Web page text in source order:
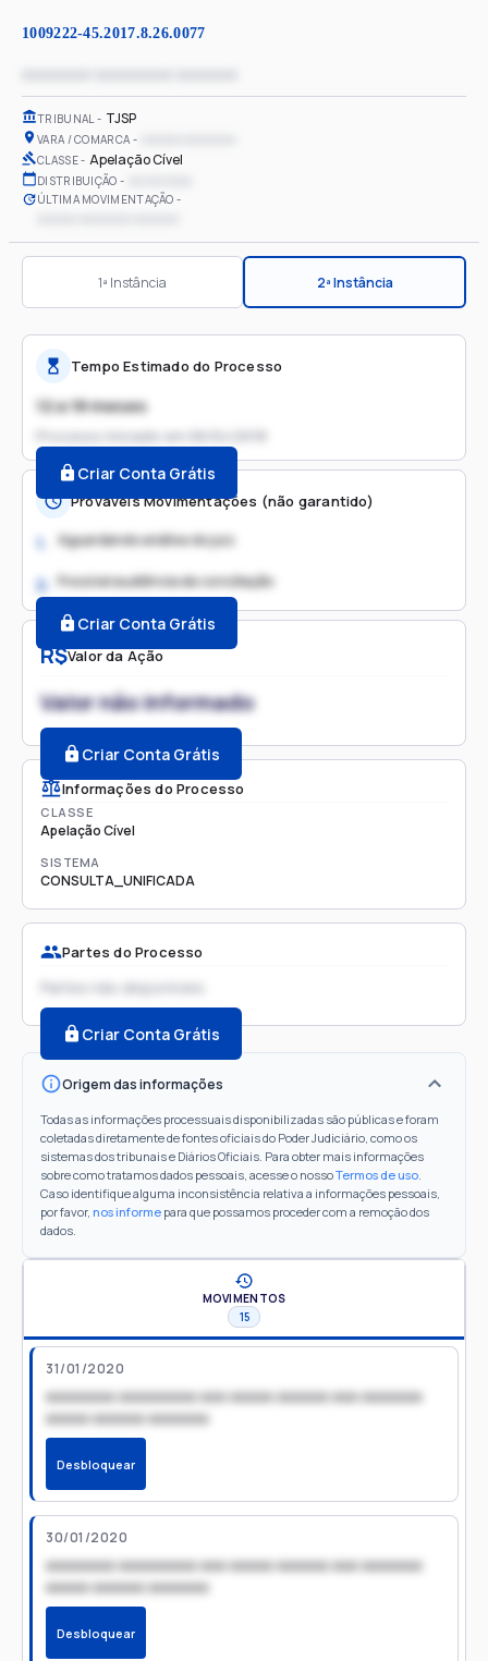
1009222-45.2017.8.26.0077
TRIBUNAL TJSP
VARA / COMARCA
CLASSE Apelação Cível
DISTRIBUIÇÃO
ÚLTIMA MOVIMENTAÇÃO
1ª Instância 2ª Instância
R$Valor da Ação
Valor não informado
Criar Conta Grátis
Informações do Processo
CLASSE
Apelação Cível
SISTEMA
CONSULTA_UNIFICADA
Partes do Processo
Partes não disponíveis
Criar Conta Grátis
Origem das informações
Todas as informações processuais disponibilizadas são públicas e foram
coletadas diretamente de fontes oficiais do Poder Judiciário, como os
sistemas dos tribunais e Diários Oficiais. Para obter mais informações
sobre como tratamos dados pessoais, acesse o nossoTermos de uso.
Caso identifique alguma inconsistência relativa a informações pessoais,
por favor, nos informe para que possamos proceder com a remoção dos
dados.
Tempo Estimado do Processo
12 a 18 meses
Processo iniciado em
Criar Conta Grátis
Prováveis Movimentações (não garantido)
1. Aguardando análise do juiz
2. Possível audiência de conciliação
Criar Conta Grátis
MOVIMENTOS
15
31/01/2020
xxxxxxxx xxxxxxxxx xxx xxxxx xxxxxx xxx xxxxxxx
xxxxx xxxxxx xxxxxxx
Desbloquear
30/01/2020
xxxxxxxx xxxxxxxxx xxx xxxxx xxxxxx xxx xxxxxxx
xxxxx xxxxxx xxxxxxx
Desbloquear